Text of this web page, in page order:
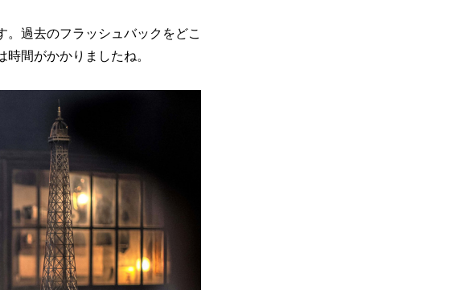
過去のフラッシュバックをどこ
間がかかりましたね。